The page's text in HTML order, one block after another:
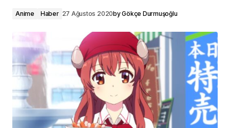
Anime Haber 27 Ağustos 2020byGökçe Durmuşoğlu